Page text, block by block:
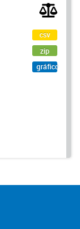
csv
zip
gráfico